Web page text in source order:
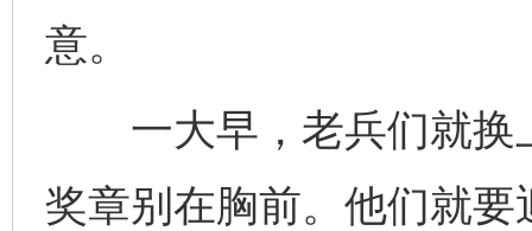
意。
一大早，老兵们就换
奖章别在胸前。他们就要